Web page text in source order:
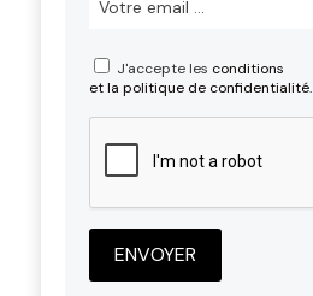
J'accepte les conditions
et la politique de confidentialité.